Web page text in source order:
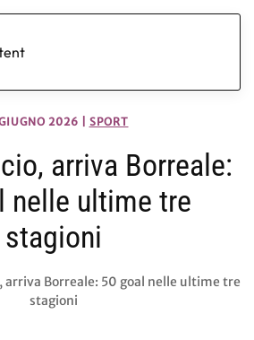
2026 SPORT
arriva Borreale:
nelle ultime tre
stagioni
arriva Borreale: 50 goal nelle ultime tre
stagioni